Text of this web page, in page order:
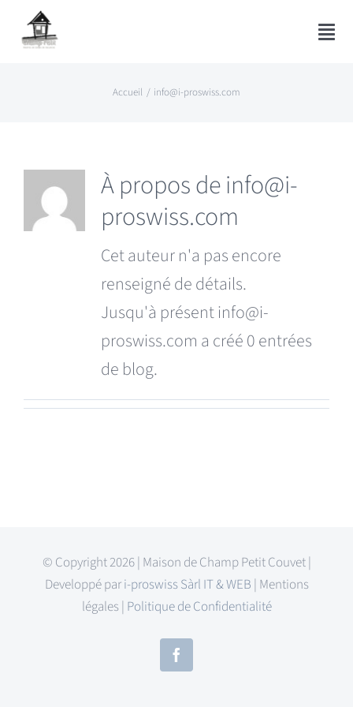
Passer
Accueil
Sur la carte
A savoir
Nature
Réservations et prix
Accueil info@i-proswiss.com
À propos deinfo@i-
proswiss.com
Cet auteur n'a pas encore
renseigné de détails.
Jusqu'à présent info@i-
proswiss.com a créé 0 entrées
de blog.
© Copyright 2026 | Maison de Champ Petit Couvet |
Developpé pari-proswiss Sàrl IT & WEB | Mentions
légales | Politique de Confidentialité